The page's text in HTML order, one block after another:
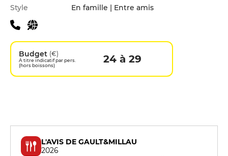
Style
En famille | Entre amis
Budget (€)
A titre indicatif par pers.
(hors boissons)
24 à 29
L'AVIS DE GAULT&MILLAU
2026